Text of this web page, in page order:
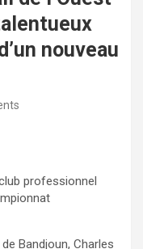
nouveau
professionnel
Bandjoun, Charles